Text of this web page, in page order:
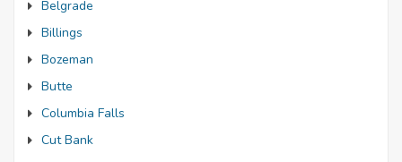
Belgrade
Billings
Bozeman
Butte
Columbia Falls
Cut Bank